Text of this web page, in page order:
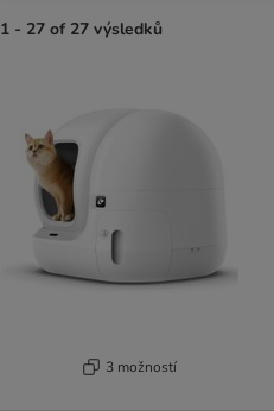
1 - 27 of 27 výsledků
3 možností